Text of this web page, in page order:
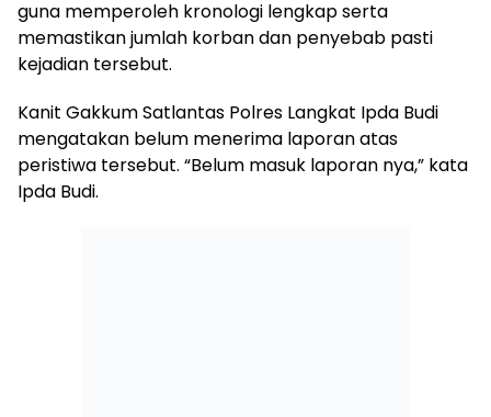
guna memperoleh kronologi lengkap serta
memastikan jumlah korban dan penyebab pasti
kejadian tersebut.
Kanit Gakkum Satlantas Polres Langkat Ipda Budi
mengatakan belum menerima laporan atas
peristiwa tersebut. “Belum masuk laporan nya,” kata
Ipda Budi.